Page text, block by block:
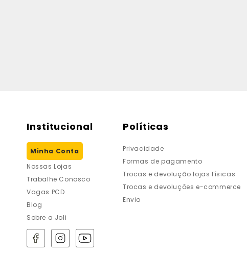
Institucional
Minha Conta
Nossas Lojas
Trabalhe Conosco
Vagas PCD
Blog
Sobre a Joli
Políticas
Privacidade
Formas de pagamento
Trocas e devolução lojas físicas
Trocas e devoluções e-commerce
Envio